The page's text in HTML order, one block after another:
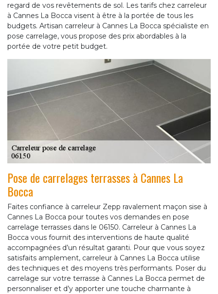
regard de vos revêtements de sol. Les tarifs chez carreleur
à Cannes La Bocca visent à être à la portée de tous les
budgets. Artisan carreleur à Cannes La Bocca spécialiste en
pose carrelage, vous propose des prix abordables à la
portée de votre petit budget.
Pose de carrelages terrasses à Cannes La
Bocca
Faites confiance à carreleur Zepp ravalement maçon sise à
Cannes La Bocca pour toutes vos demandes en pose
carrelage terrasses dans le 06150. Carreleur à Cannes La
Bocca vous fournit des interventions de haute qualité
accompagnées d’un résultat garanti. Pour que vous soyez
satisfaits amplement, carreleur à Cannes La Bocca utilise
des techniques et des moyens très performants. Poser du
carrelage sur votre terrasse à Cannes La Bocca permet de
personnaliser et d’y apporter une touche charmante à